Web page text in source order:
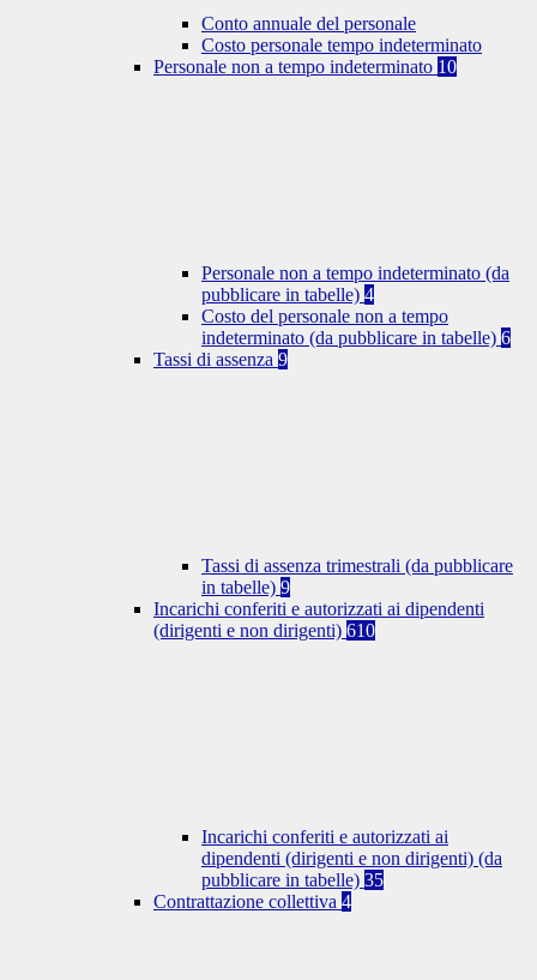
Conto annuale del personale
Costo personale tempo indeterminato
Personale non a tempo indeterminato 10
Personale non a tempo indeterminato (da
pubblicare in tabelle) 4
Costo del personale non a tempo
indeterminato (da pubblicare in tabelle) 6
Tassi di assenza 9
Tassi di assenza trimestrali (da pubblicare
in tabelle) 9
Incarichi conferiti e autorizzati ai dipendenti
(dirigenti e non dirigenti) 610
Incarichi conferiti e autorizzati ai
dipendenti (dirigenti e non dirigenti) (da
pubblicare in tabelle) 35
Contrattazione collettiva 4